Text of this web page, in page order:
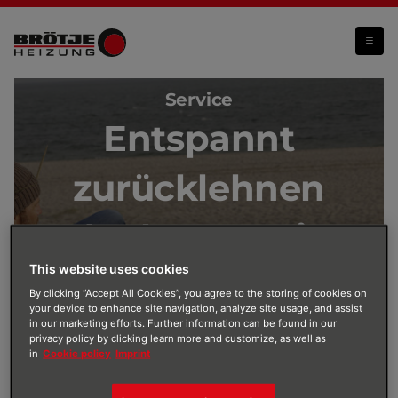
Service
Entspannt
zurücklehnen
dank Garantie
This website uses cookies
By clicking “Accept All Cookies”, you agree to the storing of cookies on
your device to enhance site navigation, analyze site usage, and assist
in our marketing efforts. Further information can be found in our
privacy policy by clicking learn more and customize, as well as
in Cookie policy Imprint